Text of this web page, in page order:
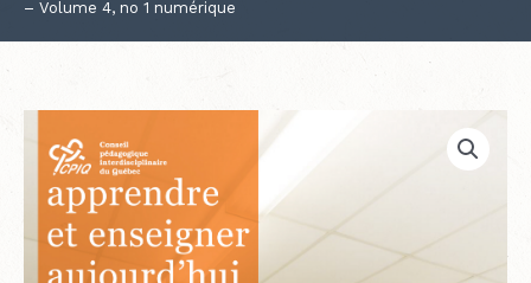
– Volume 4, no 1 numérique
Revue
Apprendre
enseigner
aujourd'hui